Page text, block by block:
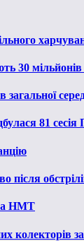
30
81 сесія
після
НМТ
колекторів